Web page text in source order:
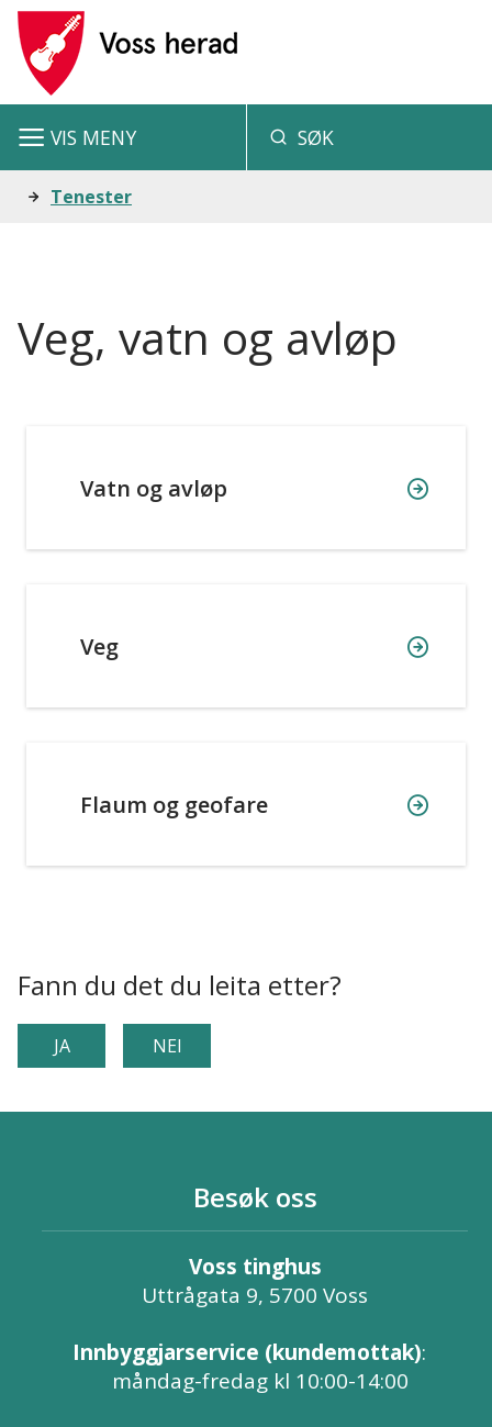
V
s
a
d
SØK
VIS MENY
Du Tenester
Veg, vatn og avløp
Vatn og avløp
Veg
Flaum og geofare
Fann du det du leita etter?
JA NEI
Besøk oss
Voss tinghus
Uttrågata 9, 5700 Voss
Innbyggjarservice (kundemottak):
måndag-fredag kl 10:00-14:00